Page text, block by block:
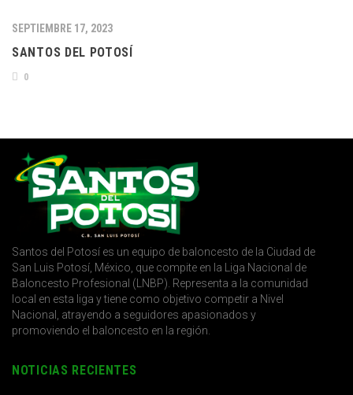
SEPTIEMBRE 17, 2023
SANTOS DEL POTOSÍ
0
Santos del Potosí es un equipo de baloncesto de la Ciudad de
San Luis Potosí, México, que compite en la Liga Nacional de
Baloncesto Profesional (LNBP). Representa a la comunidad
local en esta liga y tiene como objetivo competir a Nivel
Nacional, atrayendo a seguidores apasionados y
promoviendo el baloncesto en la región.
NOTICIAS RECIENTES